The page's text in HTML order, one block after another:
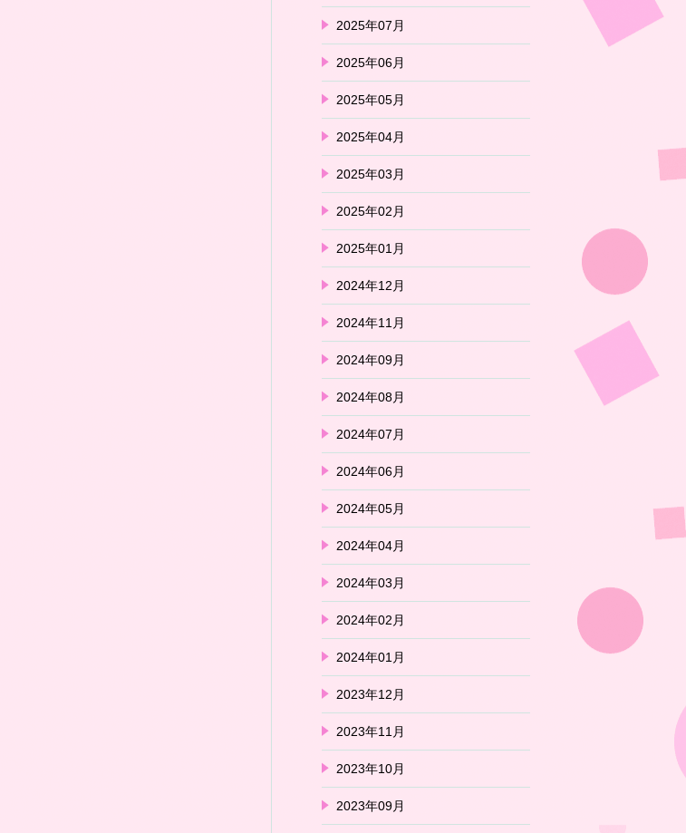
2025年07月
2025年06月
2025年05月
2025年04月
2025年03月
2025年02月
2025年01月
2024年12月
2024年11月
2024年09月
2024年08月
2024年07月
2024年06月
2024年05月
2024年04月
2024年03月
2024年02月
2024年01月
2023年12月
2023年11月
2023年10月
2023年09月